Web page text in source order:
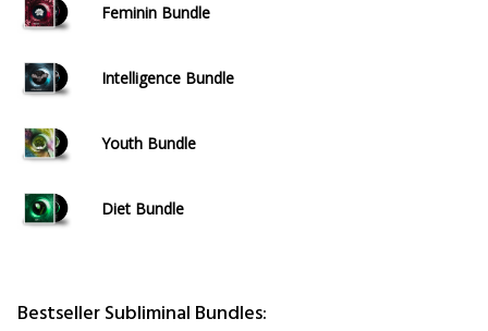
Feminin Bundle
Intelligence Bundle
Youth Bundle
Diet Bundle
Bestseller Subliminal Bundles: